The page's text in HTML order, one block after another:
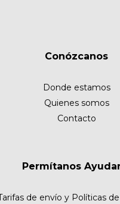
Conózcanos
Donde estamos
Quienes somos
Contacto
Permítanos
de envío y Políticas